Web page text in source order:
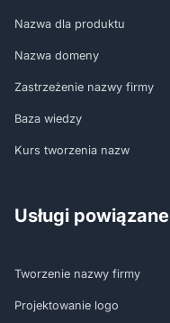
Nazwa dla produktu
Nazwa domeny
Zastrzeżenie nazwy firmy
Baza wiedzy
Kurs tworzenia nazw
Usługi powiązane
Tworzenie nazwy firmy
Projektowanie logo